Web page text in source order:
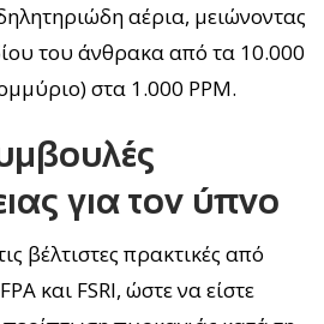
αέρια, μειώνοντας
του άνθρακα από τα 10.000
στα 1.000 PPM.
για τον ύπνο
βέλτιστες πρακτικές από
και FSRI, ώστε να είστε